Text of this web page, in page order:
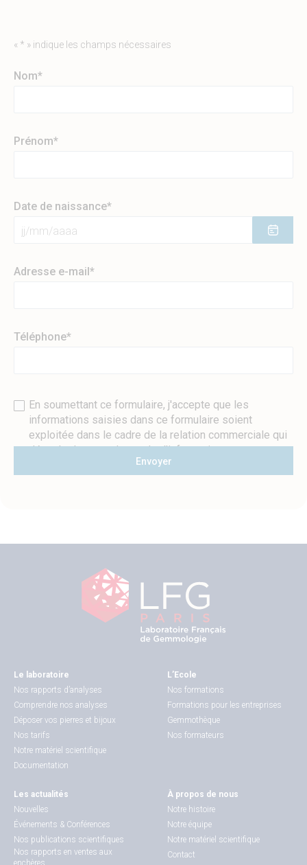
« * » indique les champs nécessaires
Nom*
Prénom*
Date de naissance*
slash
Adresse e-mail*
Téléphone*
En soumettant ce formulaire, j'accepte que les
informations saisies dans ce formulaire soient
exploitée dans le cadre de la relation commerciale qui
découle de cette demande d'information
Le laboratoire
Nos rapports d’analyses
Comprendre nos analyses
Déposer vos pierres et bijoux
Nos tarifs
Notre matériel scientifique
Documentation
L’Ecole
Nos formations
Formations pour les entreprises
Gemmothèque
Nos formateurs
Les actualités
Nouvelles
Événements & Conférences
Nos publications scientifiques
Nos rapports en ventes aux
enchères
À propos de nous
Notre histoire
Notre équipe
Notre matériel scientifique
Contact